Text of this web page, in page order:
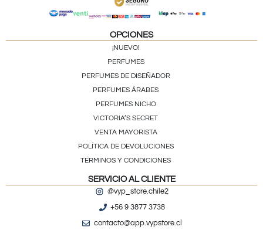
OPCIONES
¡NUEVO!
PERFUMES
PERFUMES DE DISEÑADOR
PERFUMES ÁRABES
PERFUMES NICHO
VICTORIA’S SECRET
VENTA MAYORISTA
POLÍTICA DE DEVOLUCIONES
TÉRMINOS Y CONDICIONES
SERVICIO AL CLIENTE
@vyp_store.chile2
+56 9 3877 3738
contacto@app.vypstore.cl